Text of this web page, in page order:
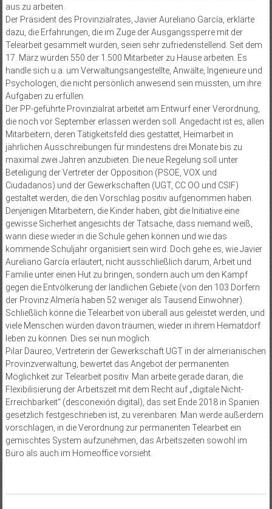
aus zu arbeiten.
Der Präsident des Provinzialrates, Javier Aureliano García, erklärte
dazu, die Erfahrungen, die im Zuge der Ausgangssperre mit der
Telearbeit gesammelt wurden, seien sehr zufriedenstellend. Seit dem
17. März würden 550 der 1.500 Mitarbeiter zu Hause arbeiten. Es
handle sich u.a. um Verwaltungsangestellte, Anwälte, Ingenieure und
Psychologen, die nicht persönlich anwesend sein müssten, um ihre
Aufgaben zu erfüllen.
Der PP-geführte Provinzialrat arbeitet am Entwurf einer Verordnung,
die noch vor September erlassen werden soll. Angedacht ist es, allen
Mitarbeitern, deren Tätigkeitsfeld dies gestattet, Heimarbeit in
jährlichen Ausschreibungen für mindestens drei Monate bis zu
maximal zwei Jahren anzubieten. Die neue Regelung soll unter
Beteiligung der Vertreter der Opposition (PSOE, VOX und
Ciudadanos) und der Gewerkschaften (UGT, CC OO und CSIF)
gestaltet werden, die den Vorschlag positiv aufgenommen haben.
Denjenigen Mitarbeitern, die Kinder haben, gibt die Initiative eine
gewisse Sicherheit angesichts der Tatsache, dass niemand weiß,
wann diese wieder in die Schule gehen können und wie das
kommende Schuljahr organisiert sein wird. Doch gehe es, wie Javier
Aureliano García erläutert, nicht ausschließlich darum, Arbeit und
Familie unter einen Hut zu bringen, sondern auch um den Kampf
gegen die Entvölkerung der ländlichen Gebiete (von den 103 Dörfern
der Provinz Almería haben 52 weniger als Tausend Einwohner).
Schließlich könne die Telearbeit von überall aus geleistet werden, und
viele Menschen würden davon träumen, wieder in ihrem Heimatdorf
leben zu können. Dies sei nun möglich.
Pilar Daureo, Vertreterin der Gewerkschaft UGT in der almerianischen
Provinzverwaltung, bewertet das Angebot der permanenten
Möglichkeit zur Telearbeit positiv. Man arbeite gerade daran, die
Flexibilisierung der Arbeitszeit mit dem Recht auf „digitale Nicht-
Erreichbarkeit“ (desconexión digital), das seit Ende 2018 in Spanien
gesetzlich festgeschrieben ist, zu vereinbaren. Man werde außerdem
vorschlagen, in die Verordnung zur permanenten Telearbeit ein
gemischtes System aufzunehmen, das Arbeitszeiten sowohl im
Büro als auch im Homeoffice vorsieht.